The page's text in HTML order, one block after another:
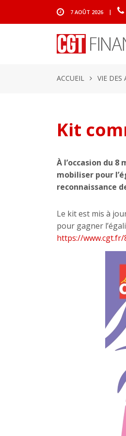
7 AOÛT 2026 |
ACCUEIL VIE DES
Kit
À l’occasion du
mobiliser pour
reconnaissance
Le kit est mis à
pour gagner
https://www.cgt.fr/